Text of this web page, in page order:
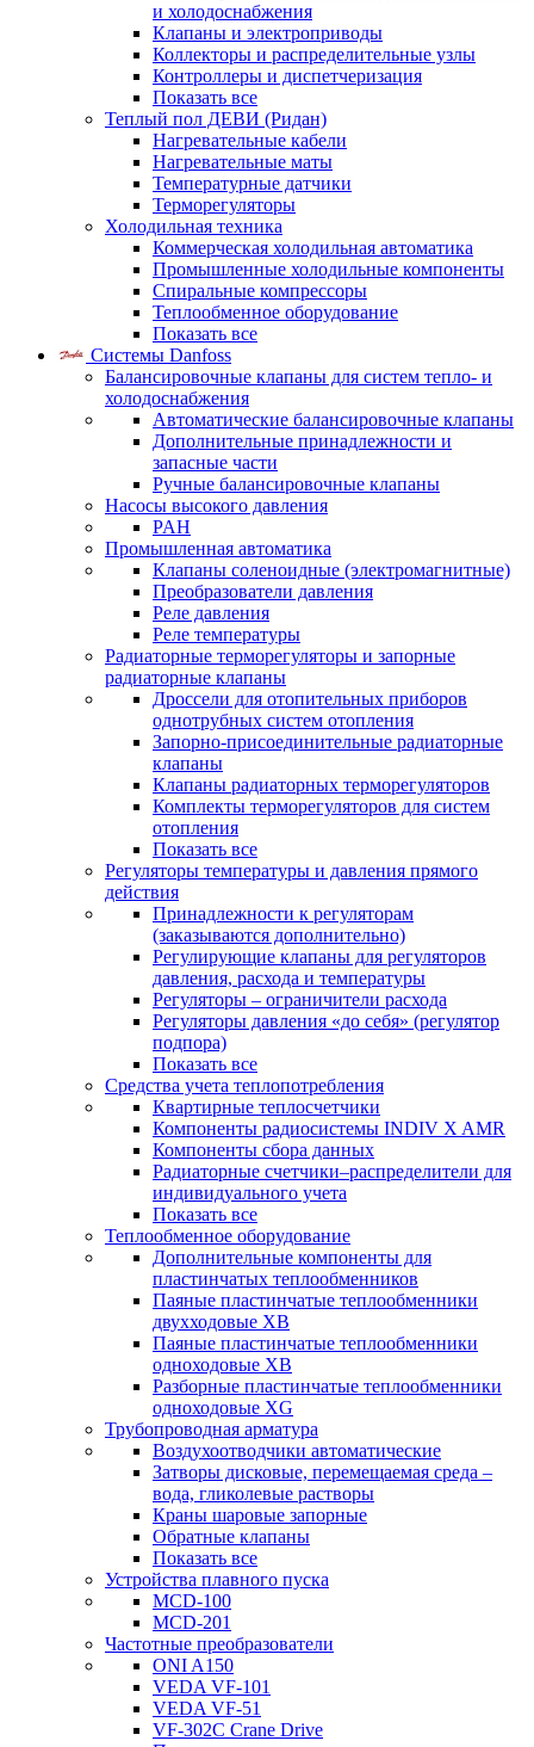
и холодоснабжения
Клапаны и электроприводы
Коллекторы и распределительные узлы
Контроллеры и диспетчеризация
Показать все
Теплый пол ДЕВИ (Ридан)
Нагревательные кабели
Нагревательные маты
Температурные датчики
Терморегуляторы
Холодильная техника
Коммерческая холодильная автоматика
Промышленные холодильные компоненты
Спиральные компрессоры
Теплообменное оборудование
Показать все
Системы Danfoss
Балансировочные клапаны для систем тепло- и
холодоснабжения
Автоматические балансировочные клапаны
Дополнительные принадлежности и
запасные части
Ручные балансировочные клапаны
Насосы высокого давления
PAH
Промышленная автоматика
Клапаны соленоидные (электромагнитные)
Преобразователи давления
Реле давления
Реле температуры
Радиаторные терморегуляторы и запорные
радиаторные клапаны
Дроссели для отопительных приборов
однотрубных систем отопления
Запорно-присоединительные радиаторные
клапаны
Клапаны радиаторных терморегуляторов
Комплекты терморегуляторов для систем
отопления
Показать все
Регуляторы температуры и давления прямого
действия
Принадлежности к регуляторам
(заказываются дополнительно)
Регулирующие клапаны для регуляторов
давления, расхода и температуры
Регуляторы – ограничители расхода
Регуляторы давления «до себя» (регулятор
подпора)
Показать все
Средства учета теплопотребления
Квартирные теплосчетчики
Компоненты радиосистемы INDIV X AMR
Компоненты сбора данных
Радиаторные счетчики–распределители для
индивидуального учета
Показать все
Теплообменное оборудование
Дополнительные компоненты для
пластинчатых теплообменников
Паяные пластинчатые теплообменники
двухходовые XB
Паяные пластинчатые теплообменники
одноходовые ХВ
Разборные пластинчатые теплообменники
одноходовые ХG
Трубопроводная арматура
Воздухоотводчики автоматические
Затворы дисковые, перемещаемая среда –
вода, гликолевые растворы
Краны шаровые запорные
Обратные клапаны
Показать все
Устройства плавного пуска
MCD-100
MCD-201
Частотные преобразователи
ONI A150
VEDA VF-101
VEDA VF-51
VF-302C Crane Drive